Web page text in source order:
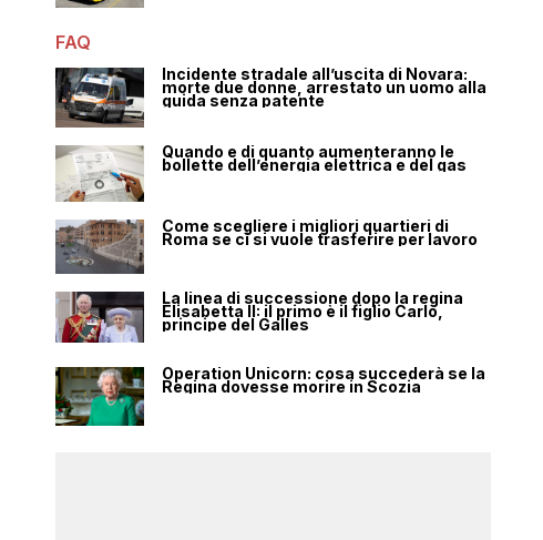
FAQ
Incidente stradale all’uscita di Novara:
morte due donne, arrestato un uomo alla
guida senza patente
Quando e di quanto aumenteranno le
bollette dell’energia elettrica e del gas
Come scegliere i migliori quartieri di
Roma se ci si vuole trasferire per lavoro
La linea di successione dopo la regina
Elisabetta II: il primo è il figlio Carlo,
principe del Galles
Operation Unicorn: cosa succederà se la
Regina dovesse morire in Scozia